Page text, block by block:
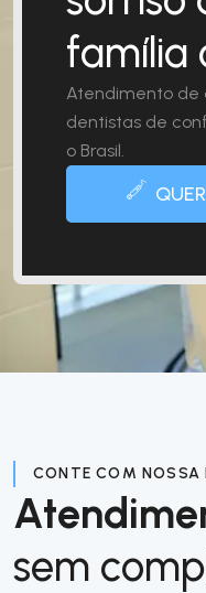
família
Atendimento de
dentistas de
o Brasil.
CONTE COM NOSSA
sem